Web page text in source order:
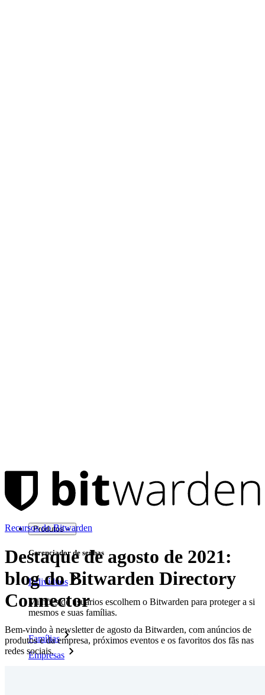
Produtos
Gerenciador de senhas
Indivíduos
Milhões de usuários escolhem o Bitwarden para proteger a si
mesmos e suas famílias.
Famílias
Empresas
Recursos do Bitwarden
Destaque de agosto de 2021:
blog do Bitwarden Directory
Connector
Bem-vindo à newsletter de agosto da Bitwarden, com anúncios de
produtos e da empresa, próximos eventos e os favoritos dos fãs nas
redes sociais.